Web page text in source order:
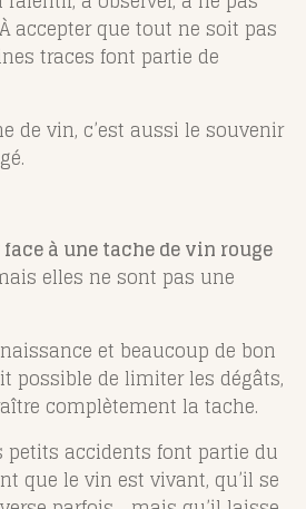
accepter que tout ne soit pas
traces font partie de
de vin, c’est aussi le souvenir
à une tache de vin rouge
elles ne sont pas une
et beaucoup de bon
possible de limiter les dégâts,
complètement la tache.
petits accidents font partie du
que le vin est vivant, qu’il se